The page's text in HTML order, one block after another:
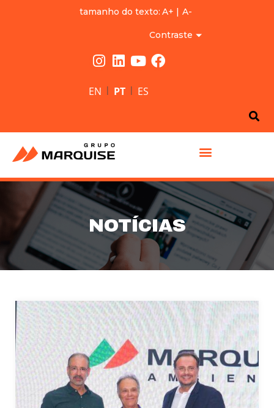
tamanho do texto: A+ | A-
Contraste
EN | PT | ES
NOTÍCIAS